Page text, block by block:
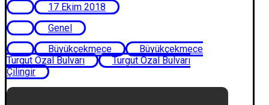
17 Ekim 2018
Genel
Büyükçekmece
Büyükçekmece
Turgut Özal Bulvarı
Turgut Özal Bulvarı
Çilingir